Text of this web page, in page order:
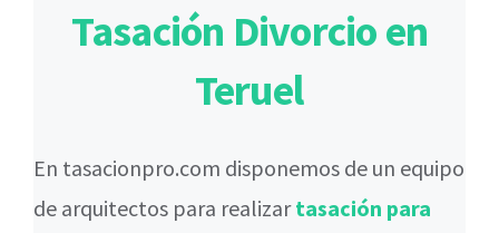
Tasación Divorcio en
Teruel
En tasacionpro.com disponemos de un equipo
de arquitectos para realizartasación para